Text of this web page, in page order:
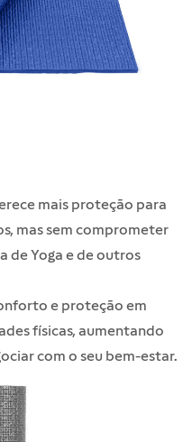
mais proteção para
mas sem comprometer
de Yoga e de outros
e proteção em
físicas, aumentando
com o seu bem-estar.